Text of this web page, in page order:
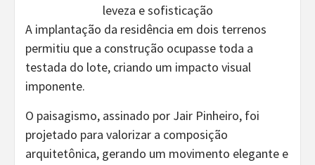
leveza e sofisticação
A implantação da residência em dois terrenos
permitiu que a construção ocupasse toda a
testada do lote, criando um impacto visual
imponente.
O paisagismo, assinado por Jair Pinheiro, foi
projetado para valorizar a composição
arquitetônica, gerando um movimento elegante e